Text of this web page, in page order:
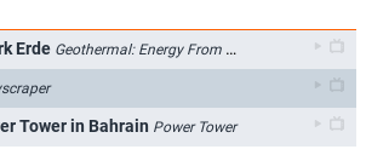
Erde Geothermal: Energy From Within
Tower in Bahrain Power Tower